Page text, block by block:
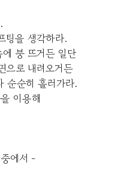
팅을 생각하라.
붕 뜨거든 일단
으로 내려오거든
순순히 흘러가라.
이용해
에서 -